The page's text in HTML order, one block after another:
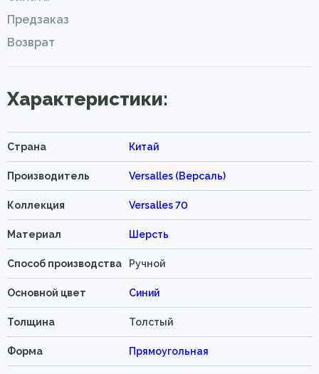
Предзаказ
Возврат
Характеристики:
Страна Китай
Производитель Versalles (Версаль)
Коллекция Versalles 70
Материал Шерсть
Способ производства Ручной
Основной цвет Синий
Толщина Толстый
Форма Прямоугольная